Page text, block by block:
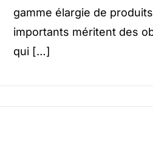
gamme élargie de
importants méritent des
qui […]